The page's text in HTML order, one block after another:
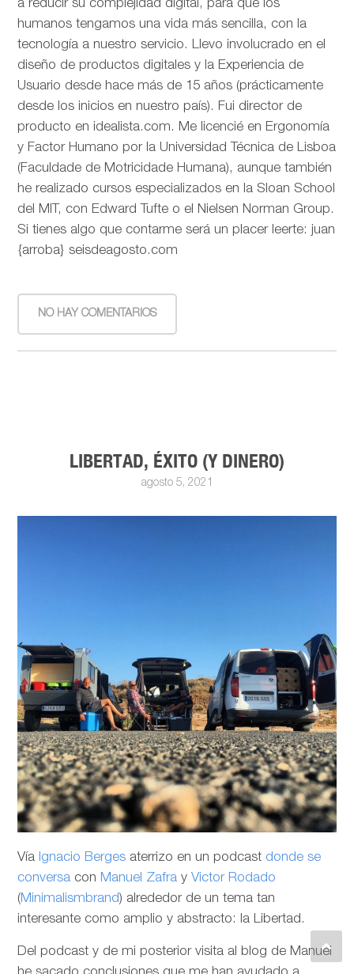
a reducir su complejidad digital, para que los
humanos tengamos una vida más sencilla, con la
tecnología a nuestro servicio. Llevo involucrado en el
diseño de productos digitales y la Experiencia de
Usuario desde hace más de 15 años (prácticamente
desde los inicios en nuestro país). Fui director de
producto en idealista.com. Me licencié en Ergonomía
y Factor Humano por la Universidad Técnica de Lisboa
(Faculdade de Motricidade Humana), aunque también
he realizado cursos especializados en la Sloan School
del MIT, con Edward Tufte o el Nielsen Norman Group.
Si tienes algo que contarme será un placer leerte: juan
{arroba} seisdeagosto.com
NO HAY COMENTARIOS
LIBERTAD, ÉXITO (Y DINERO)
agosto 5, 2021
Vía Ignacio Berges aterrizo en un podcast donde se
conversa con Manuel Zafra y Victor Rodado
(Minimalismbrand) alrededor de un tema tan
interesante como amplio y abstracto: la Libertad.
Del podcast y de mi posterior visita al blog de Manuel